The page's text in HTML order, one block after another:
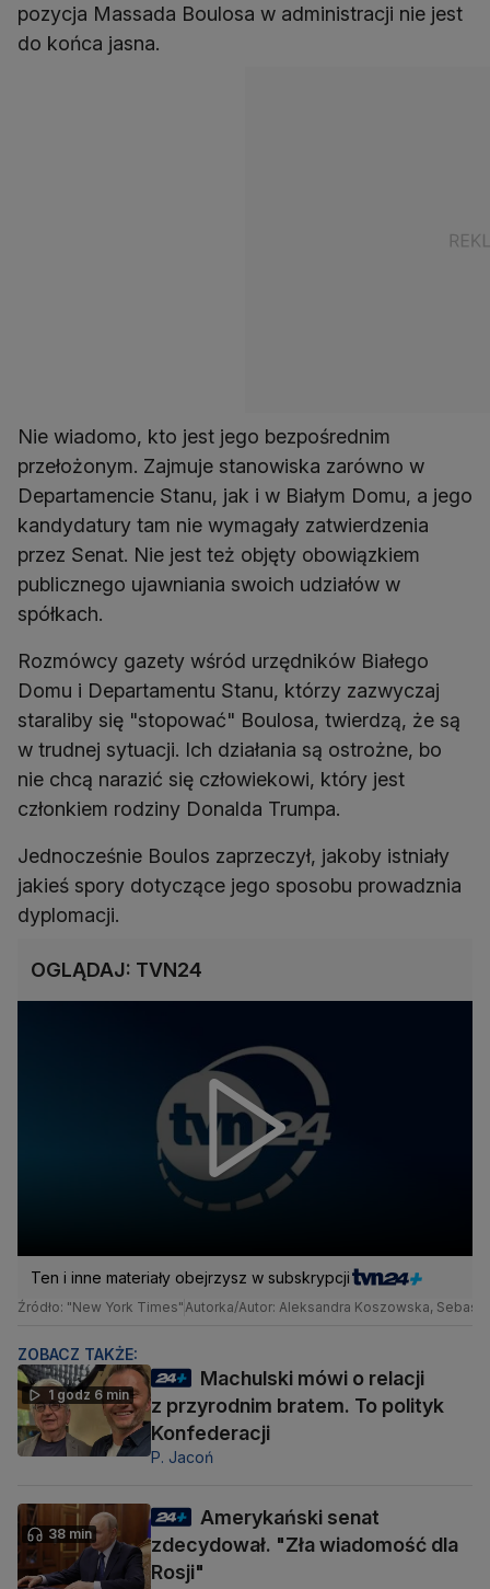
pozycja Massada Boulosa w administracji nie jest
do końca jasna.
Nie wiadomo, kto jest jego bezpośrednim
przełożonym. Zajmuje stanowiska zarówno w
Departamencie Stanu, jak i w Białym Domu, a jego
kandydatury tam nie wymagały zatwierdzenia
przez Senat. Nie jest też objęty obowiązkiem
publicznego ujawniania swoich udziałów w
spółkach.
Rozmówcy gazety wśród urzędników Białego
Domu i Departamentu Stanu, którzy zazwyczaj
staraliby się "stopować" Boulosa, twierdzą, że są
w trudnej sytuacji. Ich działania są ostrożne, bo
nie chcą narazić się człowiekowi, który jest
członkiem rodziny Donalda Trumpa.
Jednocześnie Boulos zaprzeczył, jakoby istniały
jakieś spory dotyczące jego sposobu prowadznia
dyplomacji.
OGLĄDAJ: TVN24
Ten i inne materiały obejrzysz w subskrypcji
Źródło: "New York Times" Autorka/Autor: Aleksandra Koszowska,
ZOBACZ TAKŻE:
1 godz 6 min
Machulski mówi o relacji
z przyrodnim bratem. To polityk
Konfederacji
P. Jacoń
38 min
Amerykański senat
zdecydował. "Zła wiadomość dla
Rosji"